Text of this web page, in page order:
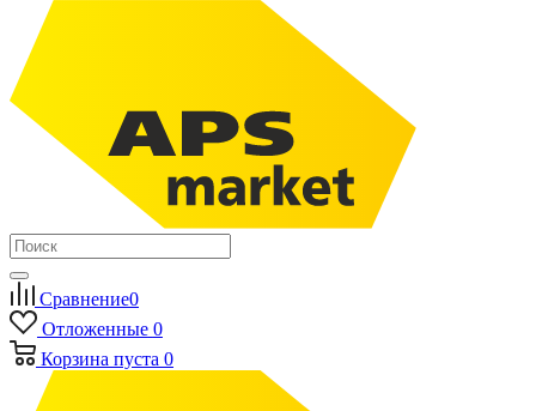
Сравнение0
Отложенные 0
Корзина пуста 0